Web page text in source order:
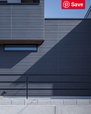
Save